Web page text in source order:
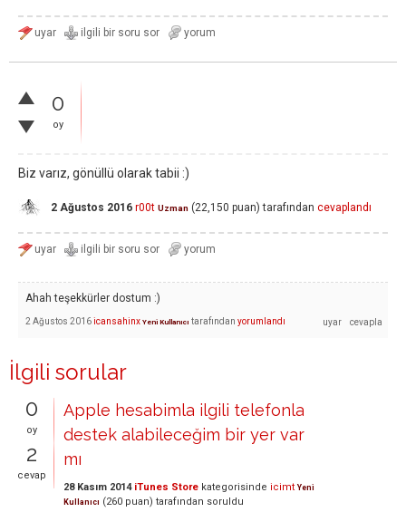
0
oy
Biz varız, gönüllü olarak tabii :)
2 Ağustos 2016 r00t Uzman (22,150 puan) tarafından cevaplandı
Ahah teşekkürler dostum :)
2 Ağustos 2016 icansahinx Yeni Kullanıcı tarafından yorumlandı
İlgili sorular
0
oy
2
cevap
Apple hesabimla ilgili telefonla
destek alabileceğim bir yer var
mı
28 Kasım 2014 iTunes Store kategorisinde icimt Yeni
Kullanıcı (260 puan) tarafından soruldu